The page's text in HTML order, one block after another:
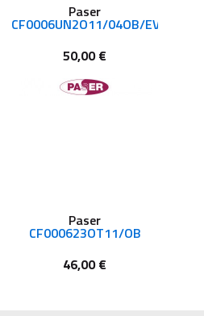
Paser
CF0006UN2O11/04OB/EVO
50,00 €
Paser
CF000623OT11/OB
46,00 €